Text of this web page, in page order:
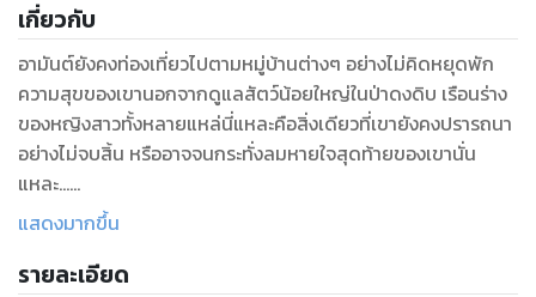
เกี่ยวกับ
อามันต์ยังคงท่องเที่ยวไปตามหมู่บ้านต่างๆ อย่างไม่คิดหยุดพัก
ความสุขของเขานอกจากดูแลสัตว์น้อยใหญ่ในป่าดงดิบ เรือนร่าง
ของหญิงสาวทั้งหลายแหล่นี่แหละคือสิ่งเดียวที่เขายังคงปรารถนา
อย่างไม่จบสิ้น หรืออาจจนกระทั่งลมหายใจสุดท้ายของเขานั่น
แหละ...
----------------------------------------------------
เรื่องราวมันเริ่มต้นขึ้นตั้งแต่เขากำลังนั่งชมแสงจันทร์ท่ามกลาง
แสดงมากขึ้น
รายละเอียด